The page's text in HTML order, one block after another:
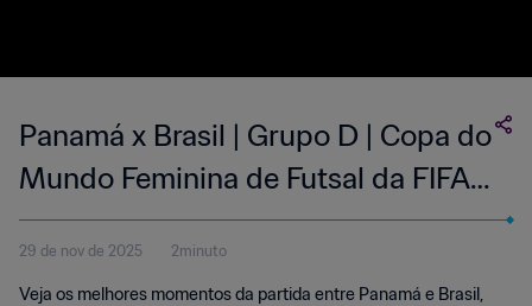
Panamá x Brasil | Grupo D | Copa do
Mundo Feminina de Futsal da FIFA
Filipinas 2025™ | Melhores
Momentos
29 de nov de 2025 2minuto
Veja os melhores momentos da partida entre Panamá e Brasil,